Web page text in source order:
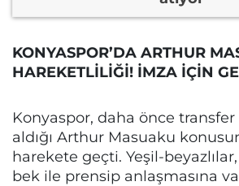
KONYASPOR’DA ARTHUR
HAREKETLİLİĞİ! İMZA İÇİN
Konyaspor, daha önce
aldığı Arthur Masuaku
harekete geçti. Yeşil-
bek ile prensip anlaşmasına